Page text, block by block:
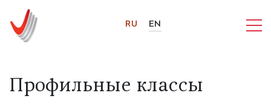
RU EN
Профильные классы